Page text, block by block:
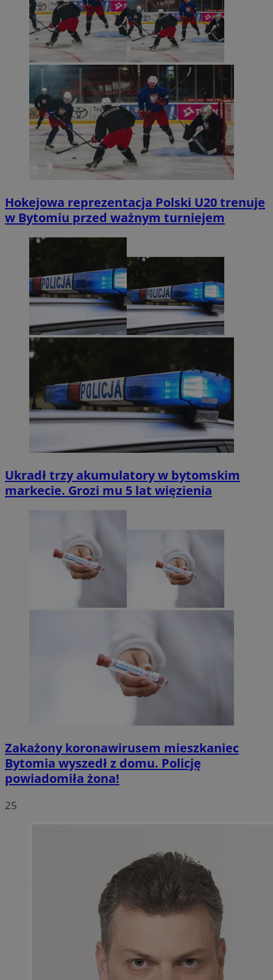
Hokejowa reprezentacja Polski U20 trenuje
w Bytomiu przed ważnym turniejem
Ukradł trzy akumulatory w bytomskim
markecie. Grozi mu 5 lat więzienia
Zakażony koronawirusem mieszkaniec
Bytomia wyszedł z domu. Policję
powiadomiła żona!
25